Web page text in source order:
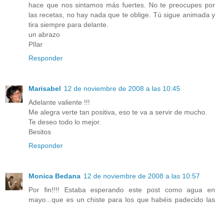
hace que nos sintamos más fuertes. No te preocupes por
las recetas, no hay nada que te oblige. Tú sigue animada y
tira siempre para delante.
un abrazo
PIlar
Responder
Marisabel 12 de noviembre de 2008 a las 10:45
Adelante valiente !!!
Me alegra verte tan positiva, eso te va a servir de mucho.
Te deseo todo lo mejor.
Besitos
Responder
Monica Bedana 12 de noviembre de 2008 a las 10:57
Por fin!!!! Estaba esperando este post como agua en
mayo...que es un chiste para los que habéis padecido las